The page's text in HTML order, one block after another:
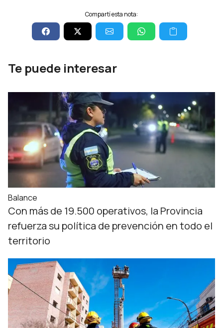
Compartí esta nota:
Te puede interesar
Balance
Con más de 19.500 operativos, la Provincia
refuerza su política de prevención en todo el
territorio